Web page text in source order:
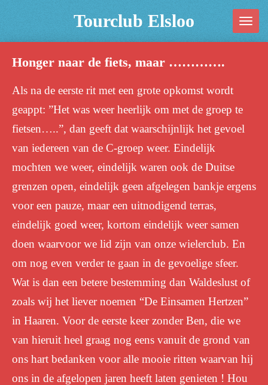
de
Tourclub Elsloo
Honger naar de fiets, maar ………….
Als na de eerste rit met een grote opkomst wordt
geappt: ”Het was weer heerlijk om met de groep te
fietsen…..”, dan geeft dat waarschijnlijk het gevoel
van iedereen van de C-groep weer. Eindelijk
mochten we weer, eindelijk waren ook de Duitse
grenzen open, eindelijk geen afgelegen bankje ergens
voor een pauze, maar een uitnodigend terras,
eindelijk goed weer, kortom eindelijk weer samen
doen waarvoor we lid zijn van onze wielerclub. En
om nog even verder te gaan in de gevoelige sfeer.
Wat is dan een betere bestemming dan Waldeslust of
zoals wij het liever noemen “De Einsamen Hertzen”
in Haaren. Voor de eerste keer zonder Ben, die we
van hieruit heel graag nog eens vanuit de grond van
ons hart bedanken voor alle mooie ritten waarvan hij
ons in de afgelopen jaren heeft laten genieten ! Hou